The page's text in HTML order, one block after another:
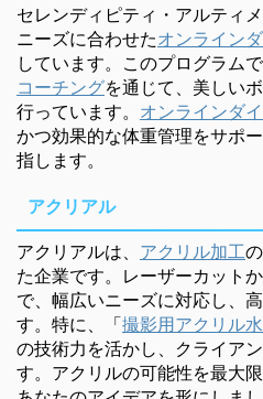
セレンディピティ・アルティ
ニーズに合わせたオンライン
しています。このプログラムで
コーチングを通じて、美しい
行っています。 オンラインダ
かつ効果的な体重管理をサポ
指します。
アクリアル
アクリアルは、 アクリル加工
た企業です。レーザーカット
で、幅広いニーズに対応し、
す。特に、「撮影用アクリル
の技術力を活かし、クライア
す。アクリルの可能性を最大